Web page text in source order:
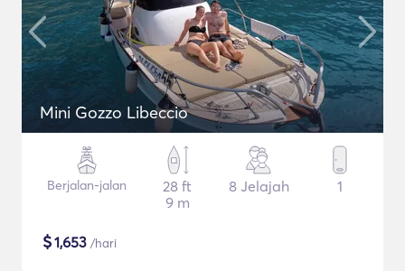
Mini Gozzo Libeccio
Berjalan-jalan
28 ft
9 m
8 Jelajah 1
$1,653 /hari